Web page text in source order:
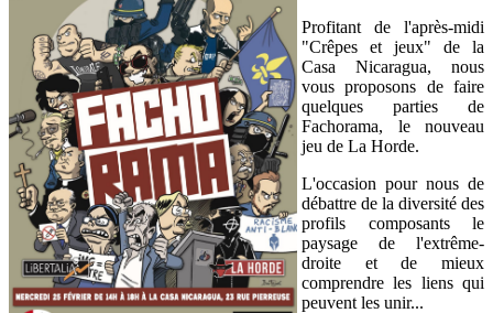
Profitant de l'après-midi
"Crêpes et jeux" de la
Casa Nicaragua, nous
vous proposons de faire
quelques parties de
Fachorama, le nouveau
jeu de La Horde.
L'occasion pour nous de
débattre de la diversité des
profils composants le
paysage de l'extrême-
droite et de mieux
comprendre les liens qui
peuvent les unir...